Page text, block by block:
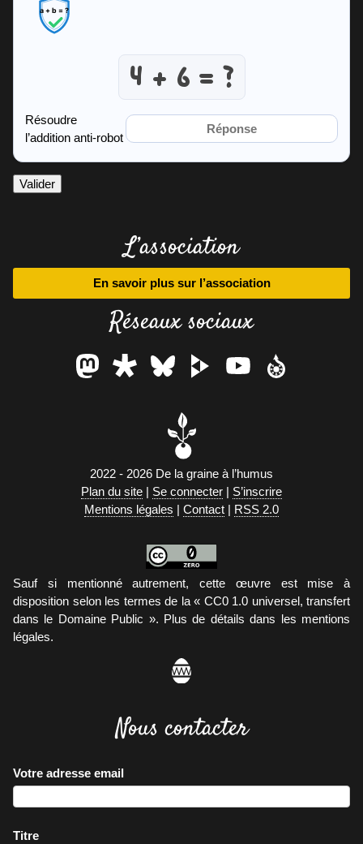
Résoudre
l’addition anti-robot
Valider
L’association
En savoir plus sur l’association
Réseaux sociaux
2022 - 2026 De la graine à l’humus
Plan du site | Se connecter | S’inscrire
Mentions légales | Contact | RSS 2.0
Sauf si mentionné autrement, cette œuvre est mise à
disposition selon les termes de la « CC0 1.0 universel, transfert
dans le Domaine Public ». Plus de détails dans les mentions
légales.
Nous contacter
Votre adresse email
Titre